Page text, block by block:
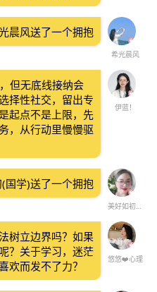
希光晨风
晨风送了一个拥抱
伊蓝！
但无底线接纳会
择性社交，留出专
起点不是上限，先
，从行动里慢慢驱
美好如初(国学)
国学)送了一个拥抱
悠悠❤️心理
树立边界吗？如果
？关于学习，迷茫
欢而发不了力？